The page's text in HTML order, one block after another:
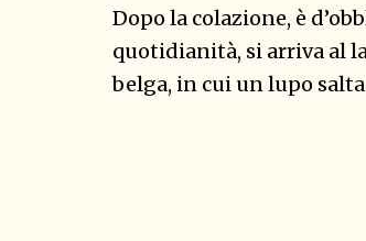
Dopo la colazione, è
quotidianità, si arriva al
belga, in cui un lupo